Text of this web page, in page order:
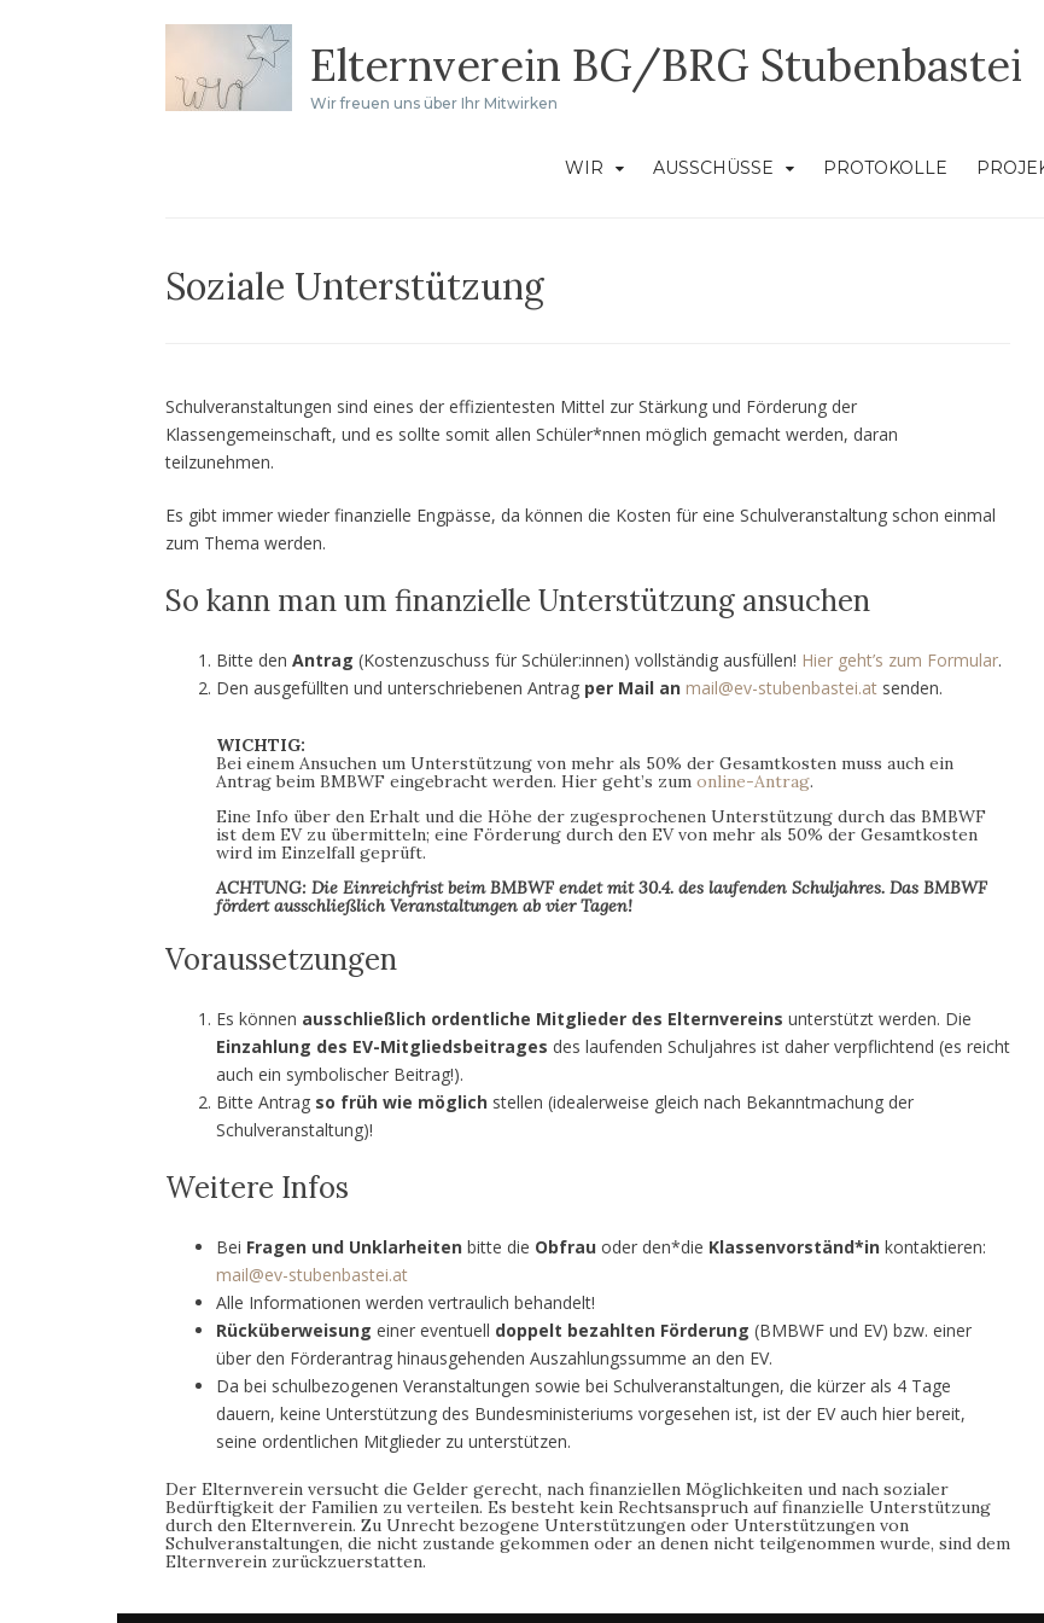
springen
Elternverein BG/BRG Stubenbastei
Wir freuen uns über Ihr Mitwirken
WIR AUSSCHÜSSE PROTOKOLLE
Soziale Unterstützung
Schulveranstaltungen sind eines der effizientesten Mittel zur Stärkung und Förderung der
Klassengemeinschaft, und es sollte somit allen Schüler*nnen möglich gemacht werden, daran
teilzunehmen.
Es gibt immer wieder finanzielle Engpässe, da können die Kosten für eine Schulveranstaltung schon einmal
zum Thema werden.
So kann man um finanzielle Unterstützung ansuchen
Bitte den Antrag (Kostenzuschuss für Schüler:innen) vollständig ausfüllen! Hier geht’s zum Formular.
Den ausgefüllten und unterschriebenen Antrag per Mail an mail@ev-stubenbastei.at senden.
WICHTIG:
Bei einem Ansuchen um Unterstützung von mehr als 50% der Gesamtkosten muss auch ein
Antrag beim BMBWF eingebracht werden. Hier geht’s zum online-Antrag.
Eine Info über den Erhalt und die Höhe der zugesprochenen Unterstützung durch das BMBWF
ist dem EV zu übermitteln; eine Förderung durch den EV von mehr als 50% der Gesamtkosten
wird im Einzelfall geprüft.
ACHTUNG: Die Einreichfrist beim BMBWF endet mit 30.4. des laufenden Schuljahres. Das BMBWF
fördert ausschließlich Veranstaltungen ab vier Tagen!
Voraussetzungen
Es können ausschließlich ordentliche Mitglieder des Elternvereins unterstützt werden. Die
Einzahlung des EV-Mitgliedsbeitrages des laufenden Schuljahres ist daher verpflichtend (es reicht
auch ein symbolischer Beitrag!).
Bitte Antrag so früh wie möglich stellen (idealerweise gleich nach Bekanntmachung der
Schulveranstaltung)!
Weitere Infos
Bei Fragen und Unklarheiten bitte die Obfrau oder den*die Klassenvorständ*in kontaktieren:
mail@ev-stubenbastei.at
Alle Informationen werden vertraulich behandelt!
Rücküberweisung einer eventuell doppelt bezahlten Förderung (BMBWF und EV) bzw. einer
über den Förderantrag hinausgehenden Auszahlungssumme an den EV.
Da bei schulbezogenen Veranstaltungen sowie bei Schulveranstaltungen, die kürzer als 4 Tage
dauern, keine Unterstützung des Bundesministeriums vorgesehen ist, ist der EV auch hier bereit,
seine ordentlichen Mitglieder zu unterstützen.
Der Elternverein versucht die Gelder gerecht, nach finanziellen Möglichkeiten und nach sozialer
Bedürftigkeit der Familien zu verteilen. Es besteht kein Rechtsanspruch auf finanzielle Unterstützung
durch den Elternverein. Zu Unrecht bezogene Unterstützungen oder Unterstützungen von
Schulveranstaltungen, die nicht zustande gekommen oder an denen nicht teilgenommen wurde, sind dem
Elternverein zurückzuerstatten.